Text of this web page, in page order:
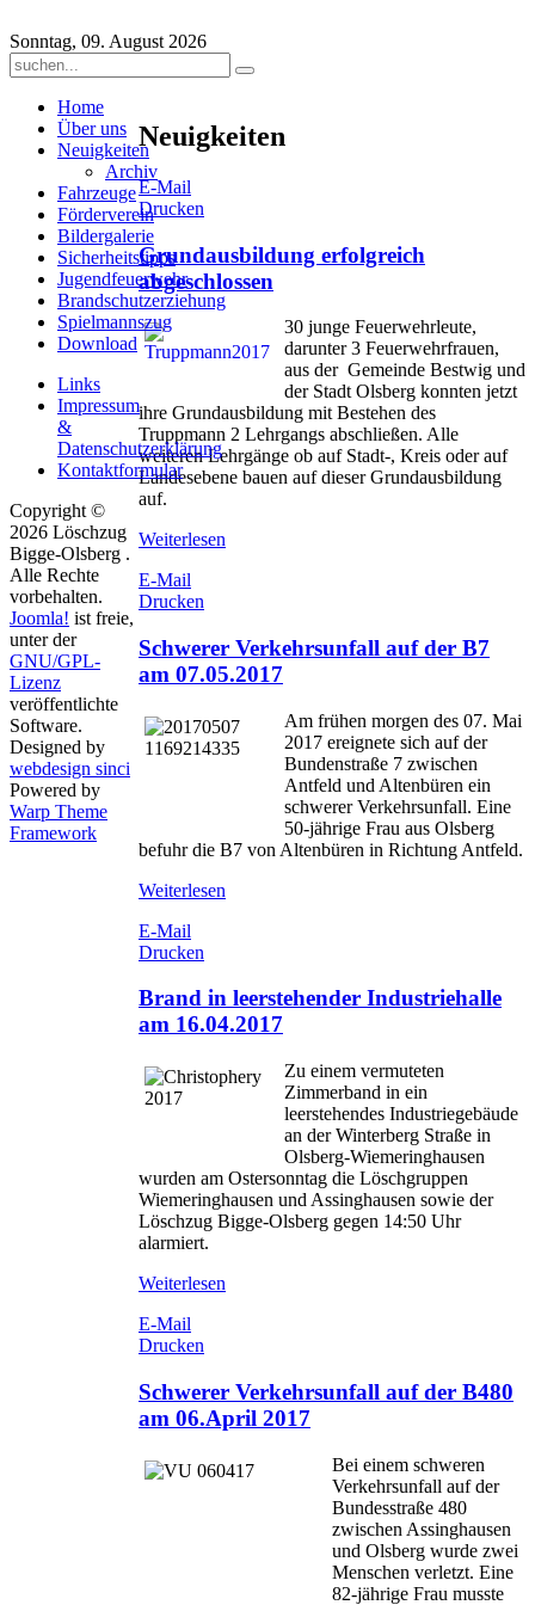
Sonntag, 09. August 2026
Neuigkeiten
E-Mail
Drucken
Grundausbildung erfolgreich
abgeschlossen
30 junge Feuerwehrleute,
darunter 3 Feuerwehrfrauen,
aus der Gemeinde Bestwig und
der Stadt Olsberg konnten jetzt
ihre Grundausbildung mit Bestehen des
Truppmann 2 Lehrgangs abschließen. Alle
weiteren Lehrgänge ob auf Stadt-, Kreis oder auf
Landesebene bauen auf dieser Grundausbildung
auf.
Weiterlesen
E-Mail
Drucken
Schwerer Verkehrsunfall auf der B7
am 07.05.2017
Am frühen morgen des 07. Mai
2017 ereignete sich auf der
Bundenstraße 7 zwischen
Antfeld und Altenbüren ein
schwerer Verkehrsunfall. Eine
50-jährige Frau aus Olsberg
befuhr die B7 von Altenbüren in Richtung Antfeld.
Weiterlesen
E-Mail
Drucken
Brand in leerstehender Industriehalle
am 16.04.2017
Zu einem vermuteten
Zimmerband in ein
leerstehendes Industriegebäude
an der Winterberg Straße in
Olsberg-Wiemeringhausen
wurden am Ostersonntag die Löschgruppen
Wiemeringhausen und Assinghausen sowie der
Löschzug Bigge-Olsberg gegen 14:50 Uhr
alarmiert.
Weiterlesen
E-Mail
Drucken
Schwerer Verkehrsunfall auf der B480
am 06.April 2017
Bei einem schweren
Verkehrsunfall auf der
Bundesstraße 480
zwischen Assinghausen
und Olsberg wurde zwei
Menschen verletzt. Eine
82-jährige Frau musste
Home
Über uns
Neuigkeiten
Archiv
Fahrzeuge
Förderverein
Bildergalerie
Sicherheitstipps
Jugendfeuerwehr
Brandschutzerziehung
Spielmannszug
Download
Links
Impressum
&
Datenschutzerklärung
Kontaktformular
Copyright ©
2026 Löschzug
Bigge-Olsberg .
Alle Rechte
vorbehalten.
Joomla! ist freie,
unter der
GNU/GPL-
Lizenz
veröffentlichte
Software.
Designed by
webdesign sinci
Powered by
Warp Theme
Framework